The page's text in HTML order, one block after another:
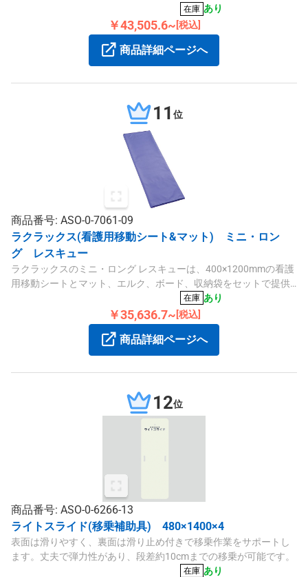
在庫 あり
￥43,505.6~ [税込]
商品詳細ページへ
11 位
商品番号: ASO-0-7061-09
ラクラックス(看護用移動シート&マット) ミニ・ロン
グ レスキュー
ラクラックスのミニ・ロング レスキューは、400×1200mmの看護
用移動シートとマット、エルク、ボード、収納袋をセットで提供
し、段差をスムーズに乗り越えられる構造です。レントゲン撮影
在庫 あり
￥35,636.7~ [税込]
商品詳細ページへ
12位
商品番号: ASO-0-6266-13
ライトスライド(移乗補助具) 480×1400×4
表面は滑りやすく、裏面は滑り止め付きで移乗作業をサポートし
ます。丈夫で弾力性があり、段差約10cmまでの移乗が可能です。
在庫 あり